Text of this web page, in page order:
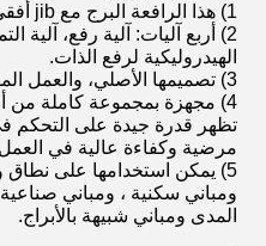
1) هذا الرافعة البرج مع jib أفقي (بوم).
2) أربع آليات: آلية رفع، آلية
الهيدروليكية لرفع الذات.
3) تصميمها الأصلي، والعمل الموثوق به، والشكل المرضي.
4) مجهزة بمجموعة كاملة من
تظهر قدرة جيدة على التحكم
مرضية وكفاءة عالية في
5) يمكن استخدامها على نطاق
ومباني سكنية ، ومباني
المدى ومباني شبيهة بالأبراج.